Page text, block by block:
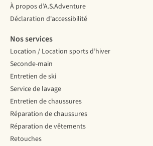
À propos d’A.S.Adventure
Déclaration d'accessibilité
Nos services
Location / Location sports d’hiver
Seconde-main
Entretien de ski
Service de lavage
Entretien de chaussures
Réparation de chaussures
Réparation de vêtements
Retouches